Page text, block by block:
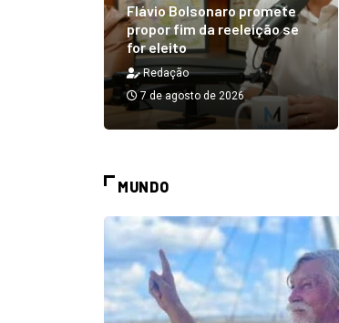
Flávio Bolsonaro promete
propor fim da reeleição se
for eleito
Redação
7 de agosto de 2026
MUNDO